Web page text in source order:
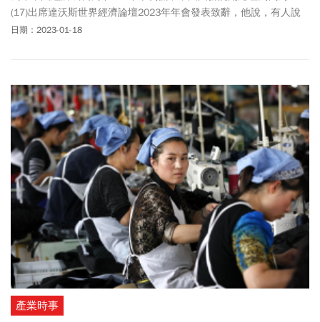
(17)出席達沃斯世界經濟論壇2023年年會發表致辭，他說，有人說
中國要搞計劃經濟，「這是根本不可能的，中國人民是不會走這條
以下為劉鶴演講全文：
日期：2023-01-18
產業時事